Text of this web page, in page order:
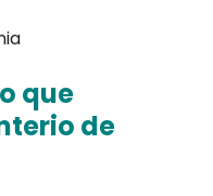
que
de